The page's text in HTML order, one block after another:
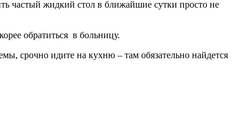
частый жидкий стол в ближайшие сутки просто не
обратиться в больницу.
срочно идите на кухню – там обязательно найдется